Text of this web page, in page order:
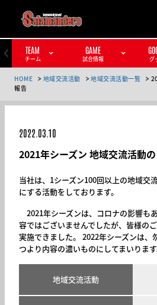
TEAM
チーム
GAME
試合情報 グ
HOME 地域交流活動 地域交流活動一覧
報告
2022.03.10
2021年シーズン 地域交流活動
当社は、1シーズン100回以上の地域交
にする活動をしております。
2021年シーズンは、コロナの影響も
容ではございませんでしたが、皆様の
実施できました。 2022年シーズンは、
つより内容の濃いものにしてまいります
地域交流活動